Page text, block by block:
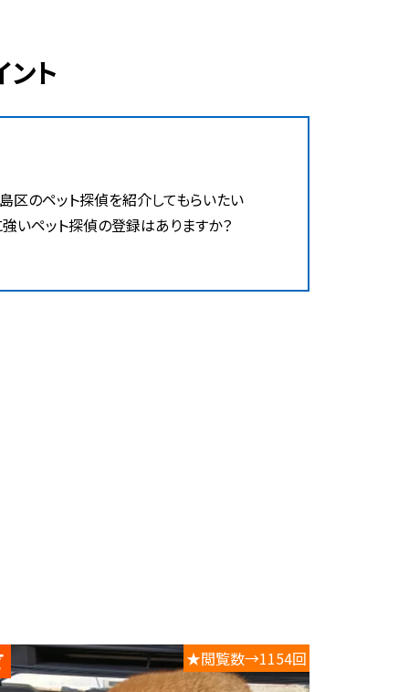
ト
区のペット探偵を紹介してもらいたい
いペット探偵の登録はありますか？
★閲覧数→1154回